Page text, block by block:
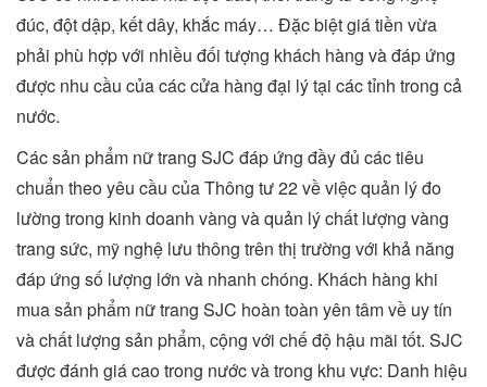
đúc, đột dập, kết dây, khắc máy… Đặc biệt giá tiền vừa
phải phù hợp với nhiều đối tượng khách hàng và đáp ứng
được nhu cầu của các cửa hàng đại lý tại các tỉnh trong cả
nước.
Các sản phẩm nữ trang SJC đáp ứng đầy đủ các tiêu
chuẩn theo yêu cầu của Thông tư 22 về việc quản lý đo
lường trong kinh doanh vàng và quản lý chất lượng vàng
trang sức, mỹ nghệ lưu thông trên thị trường với khả năng
đáp ứng số lượng lớn và nhanh chóng. Khách hàng khi
mua sản phẩm nữ trang SJC hoàn toàn yên tâm về uy tín
và chất lượng sản phẩm, cộng với chế độ hậu mãi tốt. SJC
được đánh giá cao trong nước và trong khu vực: Danh hiệu